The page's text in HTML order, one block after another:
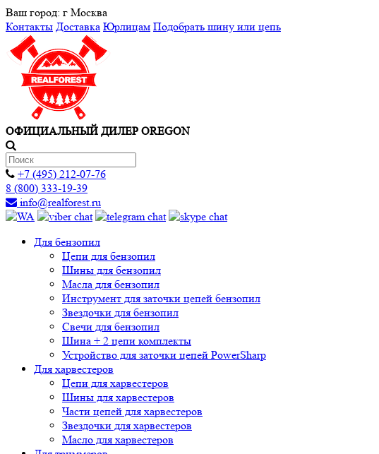
Ваш город: г Москва
Контакты Доставка Юрлицам Подобрать шину или цепь
ОФИЦИАЛЬНЫЙ ДИЛЕР OREGON
+7 (495) 212-07-76
8 (800) 333-19-39
info@realforest.ru
Для бензопил
Цепи для бензопил
Шины для бензопил
Масла для бензопил
Инструмент для заточки цепей бензопил
Звездочки для бензопил
Свечи для бензопил
Шина + 2 цепи комплекты
Устройство для заточки цепей PowerSharp
Для харвестеров
Цепи для харвестеров
Шины для харвестеров
Части цепей для харвестеров
Звездочки для харвестеров
Масло для харвестеров